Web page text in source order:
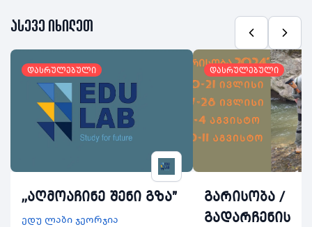
ასევე იხილეთ
დასრულებული
,,აღმოაჩინე შენი გზა''
ედუ ლაბი ჯეორჯია
დასრულებული
გარისობა /
გადარჩენის